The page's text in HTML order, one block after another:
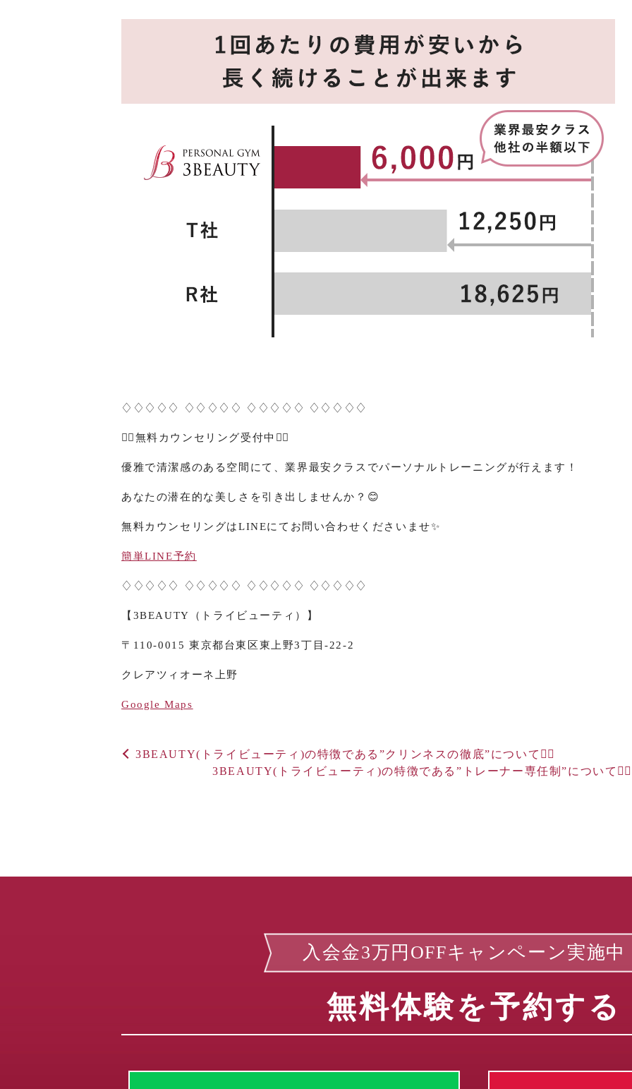
♢♢♢♢♢ ♢♢♢♢♢ ♢♢♢♢♢ ♢♢♢♢♢
🏋️‍♀️無料カウンセリング受付中 🏋️‍♂️
優雅で清潔感のある空間にて、業界最安クラスでパーソナルトレーニングが行えます！
あなたの潜在的な美しさを引き出しませんか？😊
無料カウンセリングはLINEにてお問い合わせくださいませ✨
簡単LINE予約
♢♢♢♢♢ ♢♢♢♢♢ ♢♢♢♢♢ ♢♢♢♢♢
【3BEAUTY（トライビューティ）】
〒110-0015 東京都台東区東上野3丁目-22-2
クレアツィオーネ上野
Google Maps
3BEAUTY(トライビューティ)の特徴である”クリンネスの徹底”について🏋️‍♂️
3BEAUTY(トライビューティ)の特徴である”トレーナー専任制”について🏋️‍♂️
入会金3万円OFFキャンペーン実施中
無料体験を予約する